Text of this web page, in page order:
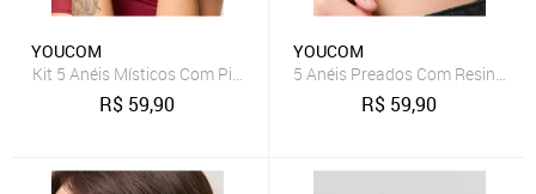
YOUCOM
Kit 5 Anéis Místicos Com Pingente
R$ 59,90
YOUCOM
5 Anéis Preados Com Resina
R$ 59,90